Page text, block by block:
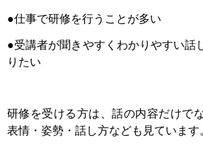
●仕事で研修を行うことが多い
●受講者が聞きやすくわかりやすい話
りたい
研修を受ける方は、話の内容だけで
表情・姿勢・話し方なども見ています